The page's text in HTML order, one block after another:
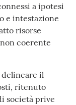
a ipotesi
e intestazione
risorse
coerente
delineare il
ritenuto
società prive